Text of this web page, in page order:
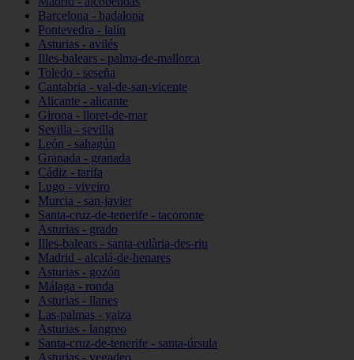
Barcelona - badalona
Pontevedra - lalín
Asturias - avilés
Illes-balears - palma-de-mallorca
Toledo - seseña
Cantabria - val-de-san-vicente
Alicante - alicante
Girona - lloret-de-mar
Sevilla - sevilla
León - sahagún
Granada - granada
Cádiz - tarifa
Lugo - viveiro
Murcia - san-javier
Santa-cruz-de-tenerife - tacoronte
Asturias - grado
Illes-balears - santa-eulària-des-riu
Madrid - alcalá-de-henares
Asturias - gozón
Málaga - ronda
Asturias - llanes
Las-palmas - yaiza
Asturias - langreo
Santa-cruz-de-tenerife - santa-úrsula
Asturias - vegadeo